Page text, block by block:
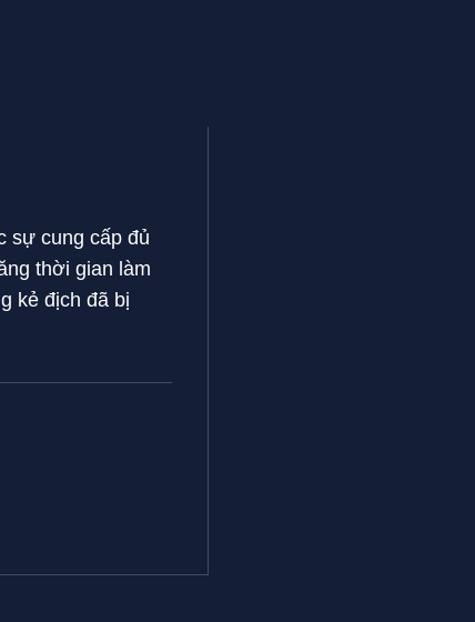
sự cung cấp đủ
thời gian làm
kẻ địch đã bị